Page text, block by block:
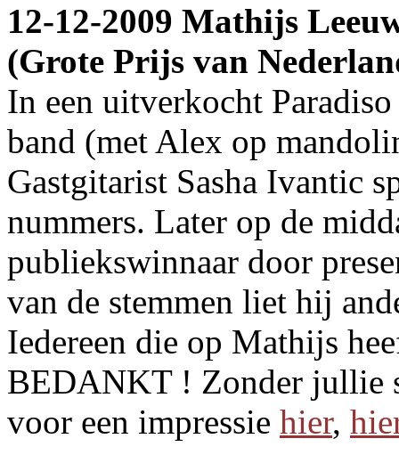
12-12-2009 Mathijs
(Grote Prijs van
In een uitverkocht
band (met Alex op
Gastgitarist Sasha Ivantic
nummers. Later op de
publiekswinnaar door
van de stemmen liet hij
Iedereen die op Mathijs
BEDANKT ! Zonder jullie
voor een impressie hier,